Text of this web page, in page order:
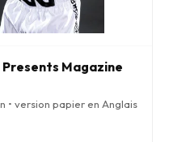
Presents Magazine
• version papier en Anglais